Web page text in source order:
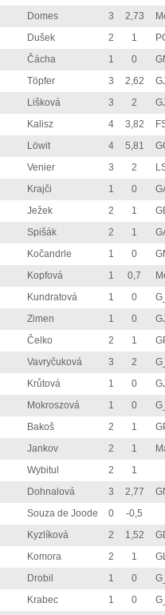
Domes 3 2,73
Dušek 2 1
Čácha 1 0
Töpfer 3 2,62
Lišková 3 2
Kalisz 4 3,82
Löwit 4 5,81
Venier 3 2
Krajči 1 0
Ježek 2 1
Spišák 2 1
Kočandrle 1 0
Kopfová 1 0,7
Kundratová 1 0
Zimen 1 0
Čelko 2 1
Vavryčuková 3 2
Krůtová 1 0
Mokroszová 1 0
Bakoš 2 1
Jankov 2 1
Wybitul 2
1
Dohnalová 3 2,77
Souza de Joode 0
-0,5
Kyzlíková 2 1,52
Komora 2 1
Drobil 1 0
Krabec 1 0